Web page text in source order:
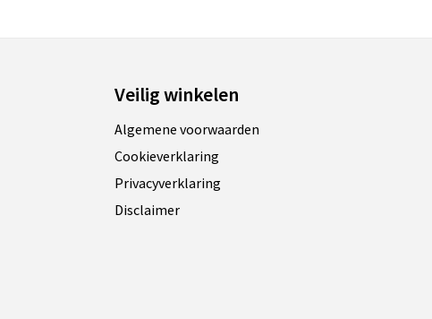
Veilig winkelen
Algemene voorwaarden
Cookieverklaring
Privacyverklaring
Disclaimer